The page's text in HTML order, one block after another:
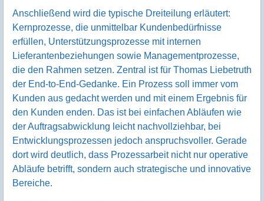
Anschließend wird die typische Dreiteilung erläutert:
Kernprozesse, die unmittelbar Kundenbedürfnisse
erfüllen, Unterstützungsprozesse mit internen
Lieferantenbeziehungen sowie Managementprozesse,
die den Rahmen setzen. Zentral ist für Thomas Liebetruth
der End-to-End-Gedanke. Ein Prozess soll immer vom
Kunden aus gedacht werden und mit einem Ergebnis für
den Kunden enden. Das ist bei einfachen Abläufen wie
der Auftragsabwicklung leicht nachvollziehbar, bei
Entwicklungsprozessen jedoch anspruchsvoller. Gerade
dort wird deutlich, dass Prozessarbeit nicht nur operative
Abläufe betrifft, sondern auch strategische und innovative
Bereiche.